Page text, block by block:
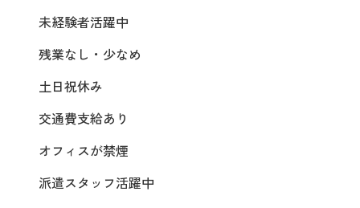
未経験者活躍中
残業なし・少なめ
土日祝休み
交通費支給あり
オフィスが禁煙
派遣スタッフ活躍中